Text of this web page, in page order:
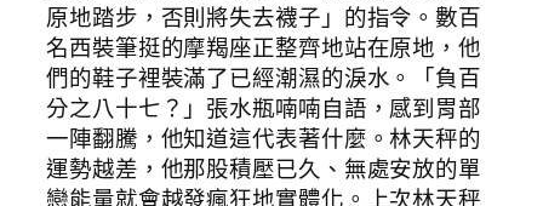
原地踏步，否則將失去襪子」的指令。數百
名西裝筆挺的摩羯座正整齊地站在原地，他
們的鞋子裡裝滿了已經潮濕的淚水。「負百
分之八十七？」張水瓶喃喃自語，感到胃部
一陣翻騰，他知道這代表著什麼。林天秤的
運勢越差，他那股積壓已久、無處安放的單
戀能量就會越發瘋狂地實體化。上次林天秤